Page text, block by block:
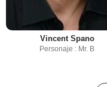
Vincent Spano
Personaje : Mr. B